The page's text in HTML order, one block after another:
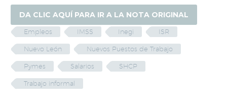
DA CLIC AQUÍ PARA IR A LA NOTA ORIGINAL
Empleos IMSS Inegi ISR
Nuevo León Nuevos Puestos de Trabajo
Pymes Salarios SHCP
Trabajo informal